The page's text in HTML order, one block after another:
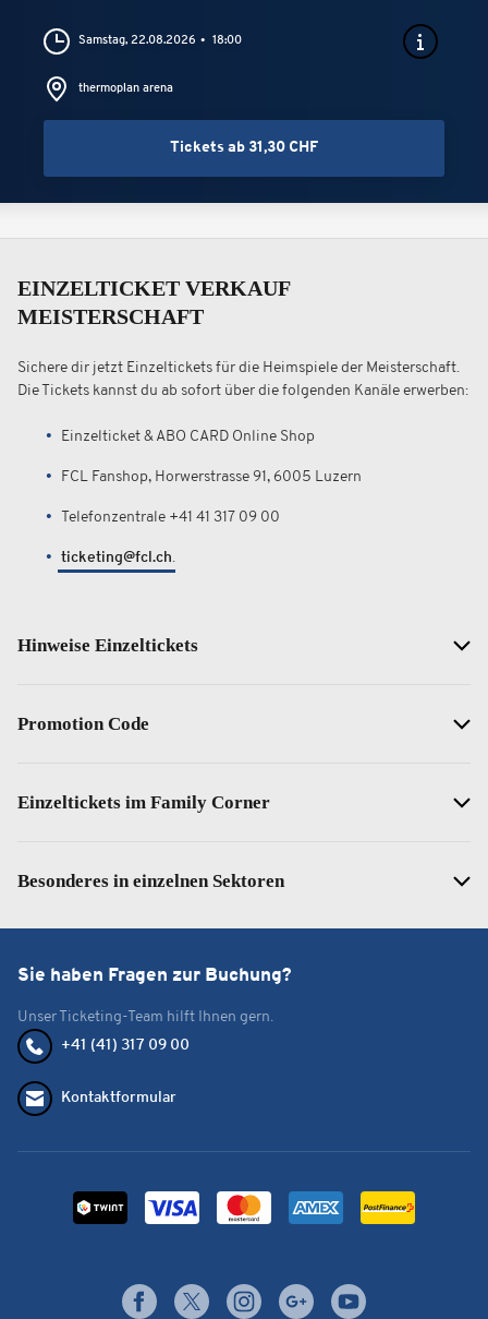
Samstag, 22.08.2026 18:00
thermoplan arena
Tickets ab 31,30 CHF
EINZELTICKET VERKAUF
MEISTERSCHAFT
Sichere dir jetzt Einzeltickets für die Heimspiele der Meisterschaft.
Die Tickets kannst du ab sofort über die folgenden Kanäle erwerben:
Einzelticket & ABO CARD Online Shop
FCL Fanshop, Horwerstrasse 91, 6005 Luzern
Telefonzentrale +41 41 317 09 00
ticketing@fcl.ch.
Hinweise Einzeltickets
Promotion Code
Einzeltickets im Family Corner
Besonderes in einzelnen Sektoren
Sie haben Fragen zur Buchung?
Unser Ticketing-Team hilft Ihnen gern.
+41 (41) 317 09 00
Kontaktformular